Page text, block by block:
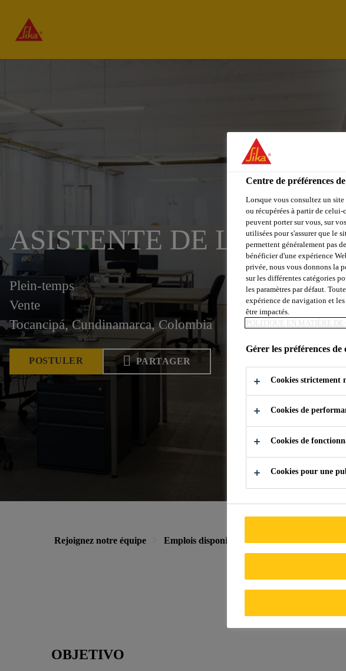
ASISTENTE DE LEGAL
Plein-temps
Vente
Tocancipá, Cundinamarca, Colombia
POSTULER PARTAGER
Rejoignez notre équipe Emplois disponibles
OBJETIVO
Centre de préférences
Lorsque vous consultez un site
ou récupérées à partir de
peuvent porter sur vous, sur
utilisées pour s'assurer que le
permettent généralement pas
bénéficier d'une expérience
privée, nous vous donnons la
sur les différentes catégories
les paramètres par défaut.
expérience de navigation et
être impactés.
POLITIQUE EN MATIÈRE DE
Gérer les préférences de
Cookies strictement
Cookies de
Cookies de
Cookies pour une